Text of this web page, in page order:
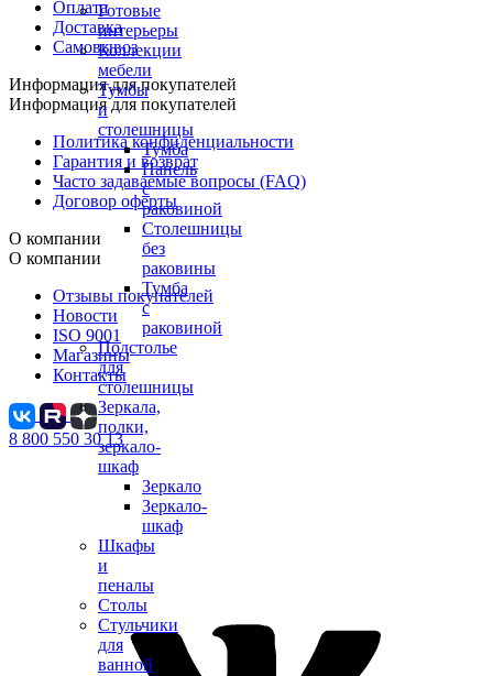
Готовые
интерьеры
Коллекции
мебели
Тумбы
и
столешницы
Тумба
Панель
с
раковиной
Столешницы
без
раковины
Тумба
с
раковиной
Подстолье
для
столешницы
Зеркала,
полки,
зеркало-
шкаф
Зеркало
Зеркало-
шкаф
Шкафы
и
пеналы
Столы
Стульчики
для
ванной
Оплата
Доставка
Самовывоз
Информация для покупателей
Информация для покупателей
Политика конфиденциальности
Гарантия и возврат
Часто задаваемые вопросы (FAQ)
Договор оферты
О компании
О компании
Отзывы покупателей
Новости
ISO 9001
Магазины
Контакты
8 800 550 30 13